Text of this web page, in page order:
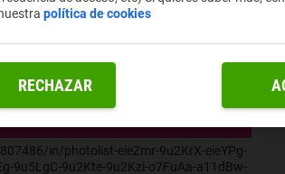
in/photolist-eieZmr-9u2KrX-eieYPg-
9u5LgC-9u2Kte-9u2Kzi-o7FuAa-a11dBw-
política de cookies
RECHAZAR